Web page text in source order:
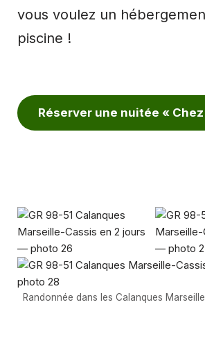
vous voulez un
piscine !
Réserver une nuitée « Chez
Randonnée dans les Calanques